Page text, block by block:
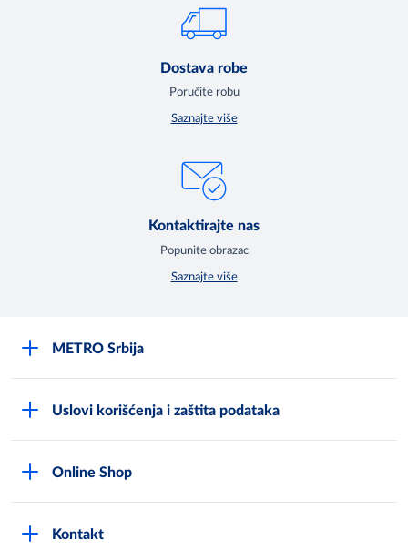
Dostava robe
Poručite robu
Saznajte više
Kontaktirajte nas
Popunite obrazac
Saznajte više
METRO Srbija
Često postavljana pitanja
Uslovi korišćenja i zaštita podataka
Online Shop
Kontakt